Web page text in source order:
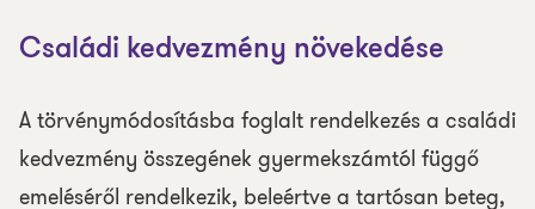
Családi kedvezmény növekedése
A törvénymódosításba foglalt rendelkezés a családi
kedvezmény összegének gyermekszámtól függő
emeléséről rendelkezik, beleértve a tartósan beteg,